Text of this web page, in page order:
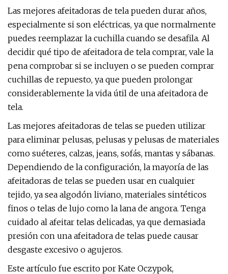
Las mejores afeitadoras de tela pueden durar años,
especialmente si son eléctricas, ya que normalmente
puedes reemplazar la cuchilla cuando se desafila. Al
decidir qué tipo de afeitadora de tela comprar, vale la
pena comprobar si se incluyen o se pueden comprar
cuchillas de repuesto, ya que pueden prolongar
considerablemente la vida útil de una afeitadora de
tela.
Las mejores afeitadoras de telas se pueden utilizar
para eliminar pelusas, pelusas y pelusas de materiales
como suéteres, calzas, jeans, sofás, mantas y sábanas.
Dependiendo de la configuración, la mayoría de las
afeitadoras de telas se pueden usar en cualquier
tejido, ya sea algodón liviano, materiales sintéticos
finos o telas de lujo como la lana de angora. Tenga
cuidado al afeitar telas delicadas, ya que demasiada
presión con una afeitadora de telas puede causar
desgaste excesivo o agujeros.
Este artículo fue escrito por Kate Oczypok,